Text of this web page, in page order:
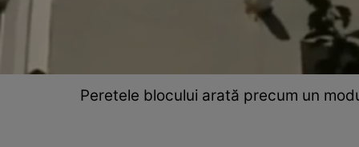
Peretele blocului arată precum un